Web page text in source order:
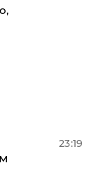
23:19